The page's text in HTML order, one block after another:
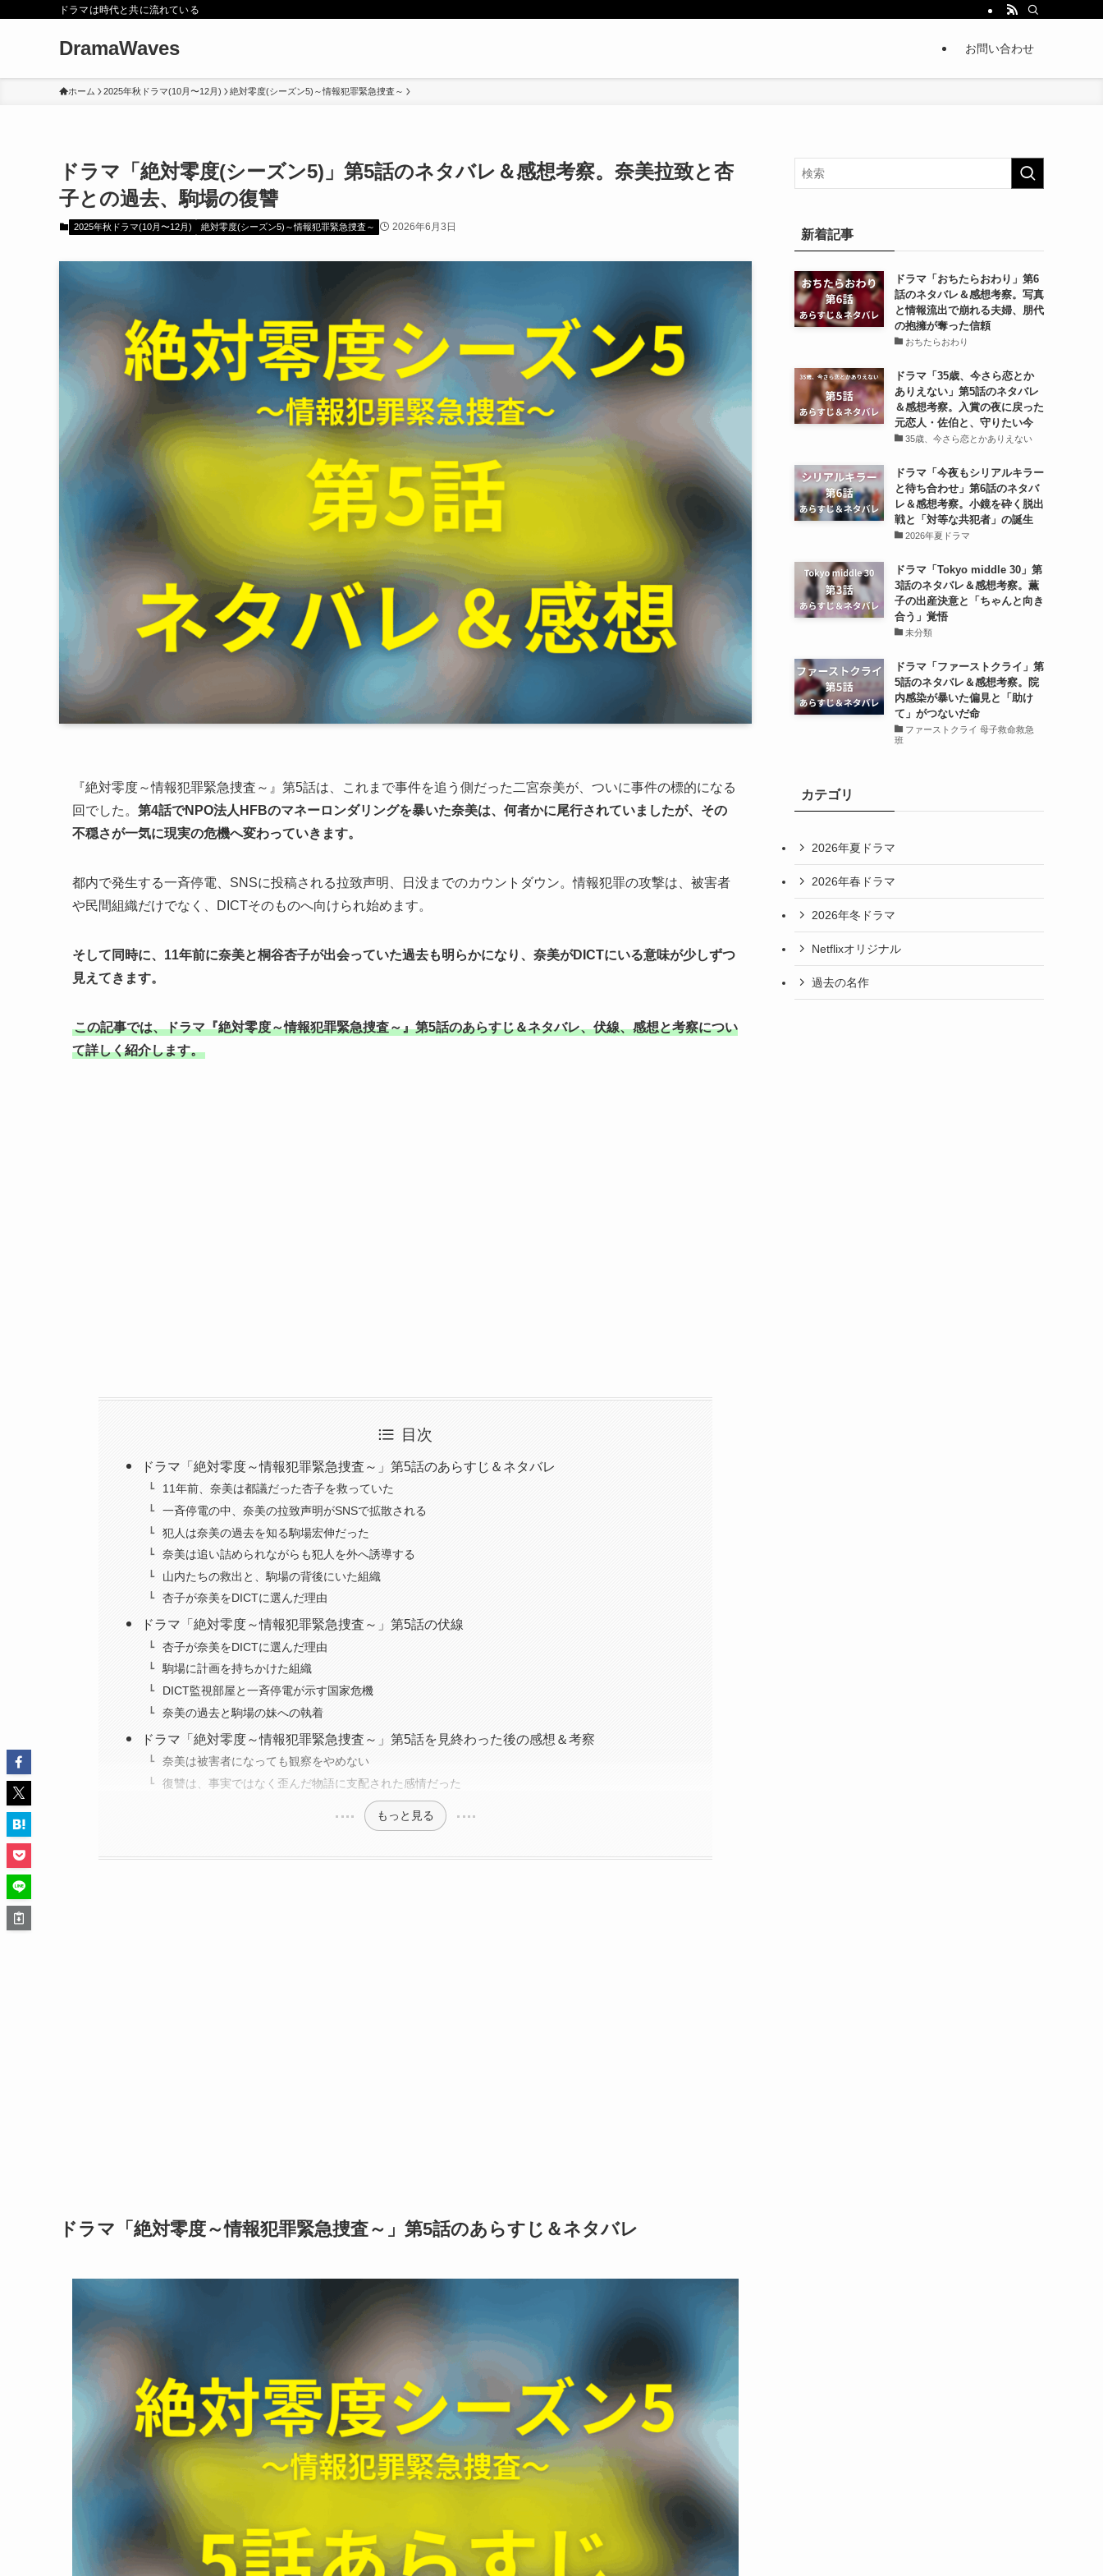
ドラマは時代と共に流れている
DramaWaves お問い合わせ
ホーム 2025年秋ドラマ(10月〜12月) 絶対零度(シーズン5)～情報犯罪緊急捜査～
ドラマ「絶対零度(シーズン5)」第5話のネタバレ＆感想考察。奈美拉致と杏
子との過去、駒場の復讐
2025年秋ドラマ(10月〜12月) 絶対零度(シーズン5)～情報犯罪緊急捜査～ 2026年6月3日
『絶対零度～情報犯罪緊急捜査～』第5話は、これまで事件を追う側だった二宮奈美が、ついに事件の標的になる
回でした。 第4話でNPO法人HFBのマネーロンダリングを暴いた奈美は、何者かに尾行されていましたが、その
不穏さが一気に現実の危機へ変わっていきます。
都内で発生する一斉停電、SNSに投稿される拉致声明、日没までのカウントダウン。情報犯罪の攻撃は、被害者
や民間組織だけでなく、DICTそのものへ向けられ始めます。
そして同時に、11年前に奈美と桐谷杏子が出会っていた過去も明らかになり、奈美がDICTにいる意味が少しずつ
見えてきます。
この記事では、ドラマ『絶対零度～情報犯罪緊急捜査～』第5話のあらすじ＆ネタバレ、伏線、感想と考察につい
て詳しく紹介します。
目次
ドラマ「絶対零度～情報犯罪緊急捜査～」第5話のあらすじ＆ネタバレ
11年前、奈美は都議だった杏子を救っていた
一斉停電の中、奈美の拉致声明がSNSで拡散される
犯人は奈美の過去を知る駒場宏伸だった
奈美は追い詰められながらも犯人を外へ誘導する
山内たちの救出と、駒場の背後にいた組織
杏子が奈美をDICTに選んだ理由
ドラマ「絶対零度～情報犯罪緊急捜査～」第5話の伏線
杏子が奈美をDICTに選んだ理由
駒場に計画を持ちかけた組織
DICT監視部屋と一斉停電が示す国家危機
奈美の過去と駒場の妹への執着
ドラマ「絶対零度～情報犯罪緊急捜査～」第5話を見終わった後の感想＆考察
奈美は被害者になっても観察をやめない
復讐は、事実ではなく歪んだ物語に支配された感情だった
もっと見る
ドラマ「絶対零度～情報犯罪緊急捜査～」第5話のあらすじ＆ネタバレ
新着記事
ドラマ「おちたらおわり」第6
話のネタバレ＆感想考察。写真
と情報流出で崩れる夫婦、朋代
の抱擁が奪った信頼
おちたらおわり
ドラマ「35歳、今さら恋とか
ありえない」第5話のネタバレ
＆感想考察。入賞の夜に戻った
元恋人・佐伯と、守りたい今
35歳、今さら恋とかありえない
ドラマ「今夜もシリアルキラー
と待ち合わせ」第6話のネタバ
レ＆感想考察。小鏡を砕く脱出
戦と「対等な共犯者」の誕生
2026年夏ドラマ
ドラマ「Tokyo middle 30」第
3話のネタバレ＆感想考察。薫
子の出産決意と「ちゃんと向き
合う」覚悟
未分類
ドラマ「ファーストクライ」第
5話のネタバレ＆感想考察。院
内感染が暴いた偏見と「助け
て」がつないだ命
ファーストクライ 母子救命救急
班
カテゴリ
2026年夏ドラマ
2026年春ドラマ
2026年冬ドラマ
Netflixオリジナル
過去の名作